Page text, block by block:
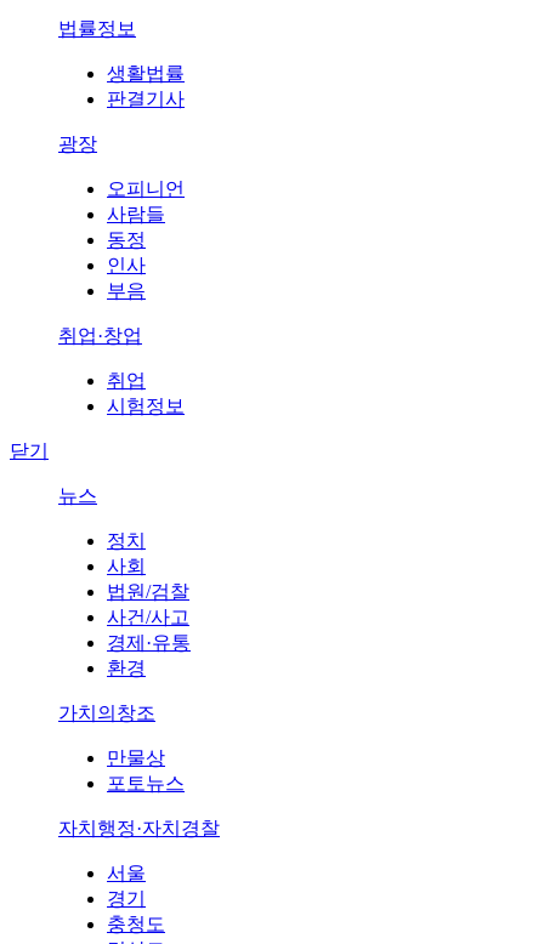
법률정보
생활법률
판결기사
광장
오피니언
사람들
동정
인사
부음
취업·창업
취업
시험정보
닫기
뉴스
정치
사회
법원/검찰
사건/사고
경제·유통
환경
가치의창조
만물상
포토뉴스
자치행정·자치경찰
서울
경기
충청도